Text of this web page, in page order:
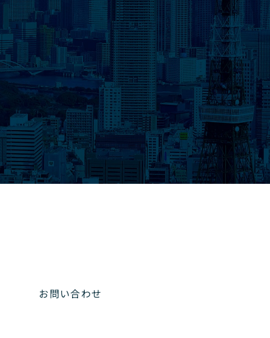
お問い合わせ